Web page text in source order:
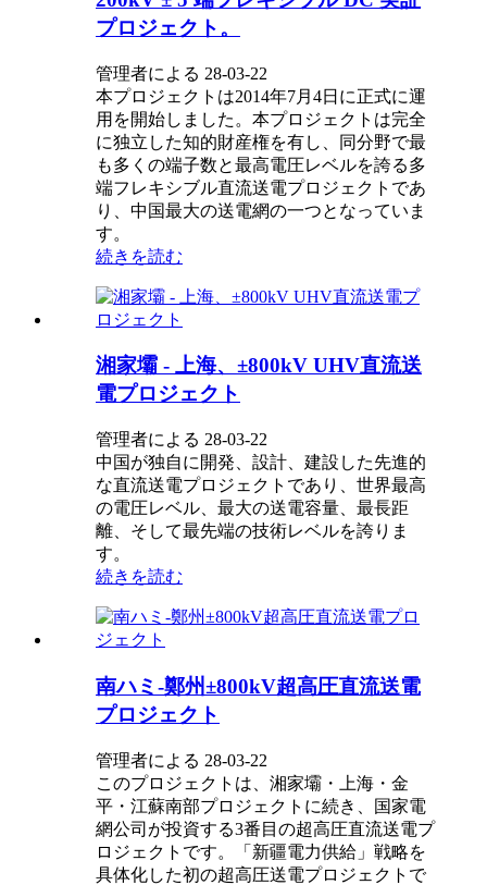
プロジェクト。
管理者による 28-03-22
本プロジェクトは2014年7月4日に正式に運
用を開始しました。本プロジェクトは完全
に独立した知的財産権を有し、同分野で最
も多くの端子数と最高電圧レベルを誇る多
端フレキシブル直流送電プロジェクトであ
り、中国最大の送電網の一つとなっていま
す。
続きを読む
湘家壩 - 上海、±800kV UHV直流送
電プロジェクト
管理者による 28-03-22
中国が独自に開発、設計、建設した先進的
な直流送電プロジェクトであり、世界最高
の電圧レベル、最大の送電容量、最長距
離、そして最先端の技術レベルを誇りま
す。
続きを読む
南ハミ-鄭州±800kV超高圧直流送電
プロジェクト
管理者による 28-03-22
このプロジェクトは、湘家壩・上海・金
平・江蘇南部プロジェクトに続き、国家電
網公司が投資する3番目の超高圧直流送電プ
ロジェクトです。「新疆電力供給」戦略を
具体化した初の超高圧送電プロジェクトで